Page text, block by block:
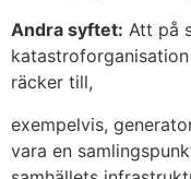
Andra syftet: Att på
räcker till,
exempelvis,
vara en